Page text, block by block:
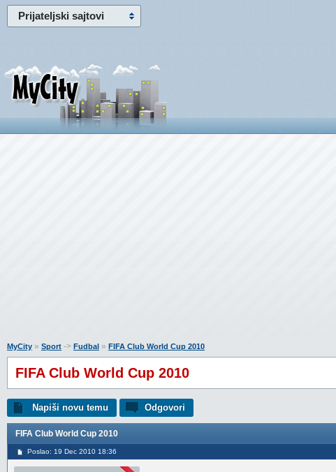
Prijateljski sajtovi
MyCity » Sport -> Fudbal » FIFA Club World Cup 2010
FIFA Club World Cup 2010
Napiši novu temu Odgovori
FIFA Club World Cup 2010
Poslao: 19 Dec 2010 18:36